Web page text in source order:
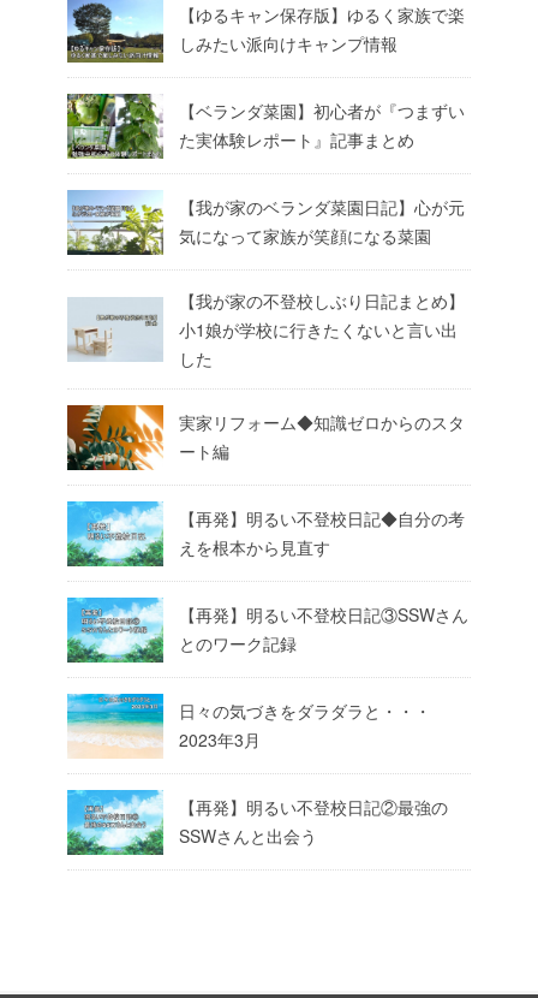
【ゆるキャン保存版】ゆるく家族で楽
しみたい派向けキャンプ情報
【ベランダ菜園】初心者が『つまずい
た実体験レポート』記事まとめ
【我が家のベランダ菜園日記】心が元
気になって家族が笑顔になる菜園
【我が家の不登校しぶり日記まとめ】
小1娘が学校に行きたくないと言い出
した
実家リフォーム◆知識ゼロからのスタ
ート編
【再発】明るい不登校日記◆自分の考
えを根本から見直す
【再発】明るい不登校日記③SSWさん
とのワーク記録
日々の気づきをダラダラと・・・
2023年3月
【再発】明るい不登校日記②最強の
SSWさんと出会う